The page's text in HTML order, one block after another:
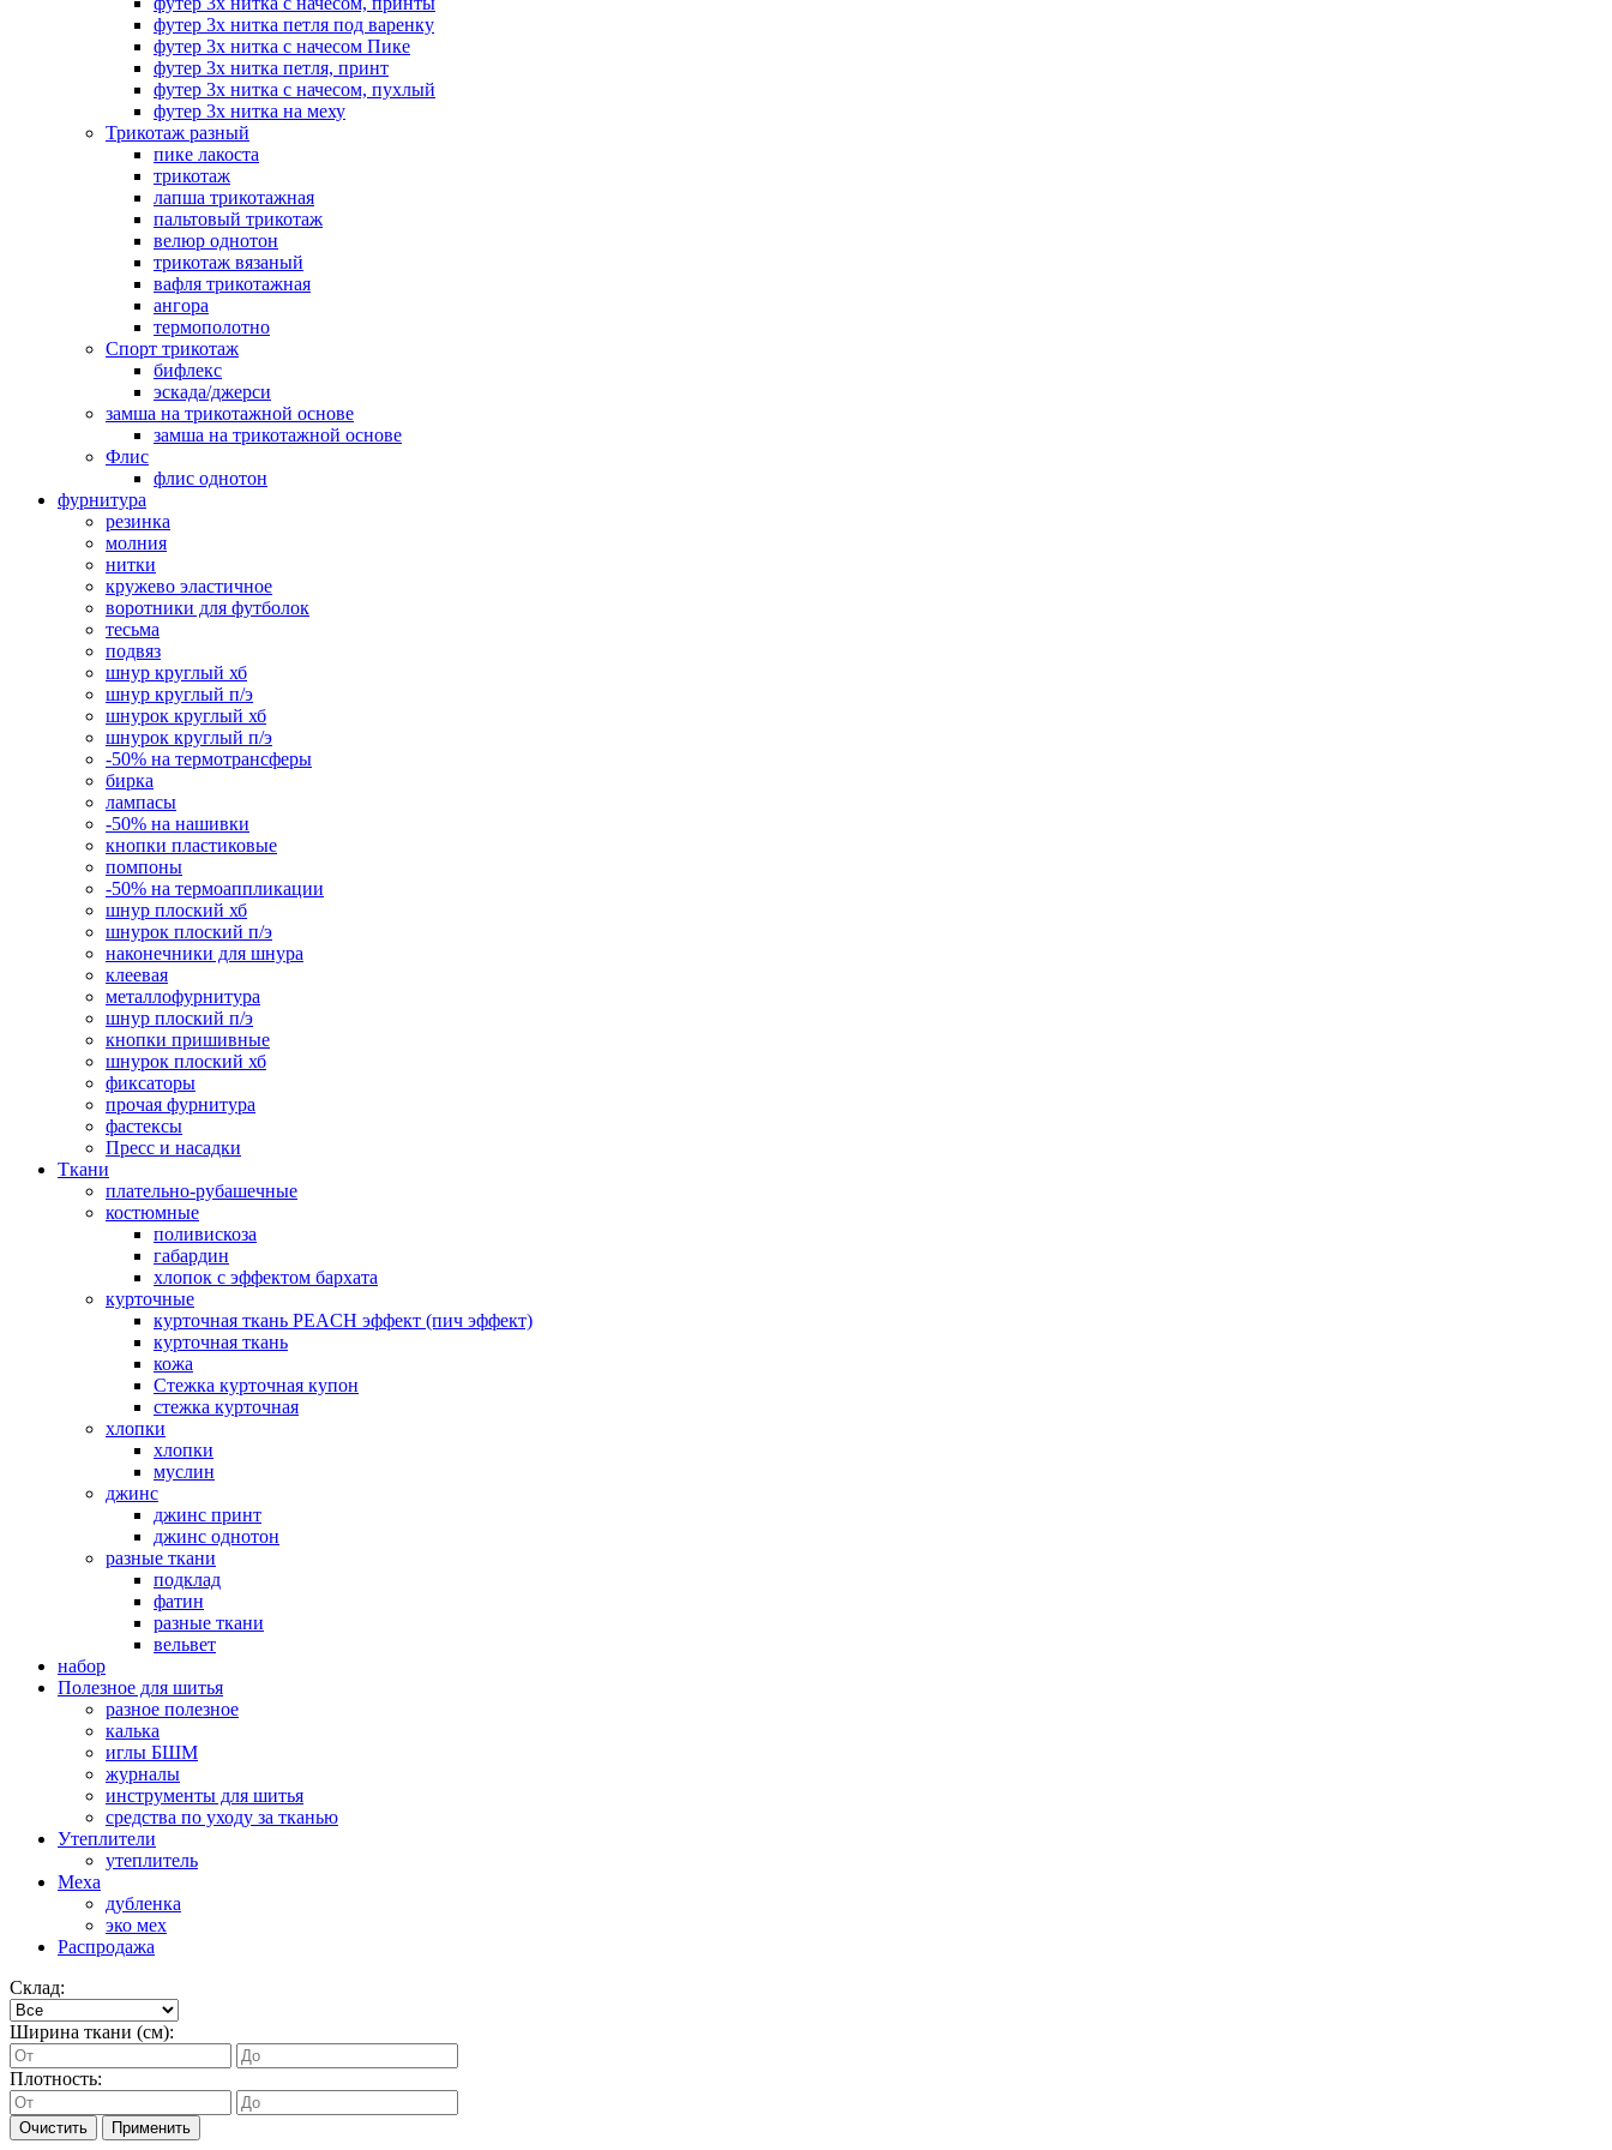
футер 3х нитка петля под варенку
футер 3х нитка с начесом Пике
футер 3х нитка петля, принт
футер 3х нитка с начесом, пухлый
футер 3х нитка на меху
Трикотаж разный
пике лакоста
трикотаж
лапша трикотажная
пальтовый трикотаж
велюр однотон
трикотаж вязаный
вафля трикотажная
ангора
термополотно
Спорт трикотаж
бифлекс
эскада/джерси
замша на трикотажной основе
замша на трикотажной основе
Флис
флис однотон
фурнитура
резинка
молния
нитки
кружево эластичное
воротники для футболок
тесьма
подвяз
шнур круглый хб
шнур круглый п/э
шнурок круглый хб
шнурок круглый п/э
-50% на термотрансферы
бирка
лампасы
-50% на нашивки
кнопки пластиковые
помпоны
-50% на термоаппликации
шнур плоский хб
шнурок плоский п/э
наконечники для шнура
клеевая
металлофурнитура
шнур плоский п/э
кнопки пришивные
шнурок плоский хб
фиксаторы
прочая фурнитура
фастексы
Пресс и насадки
Ткани
плательно-рубашечные
костюмные
поливискоза
габардин
хлопок с эффектом бархата
курточные
курточная ткань PEACH эффект (пич эффект)
курточная ткань
кожа
Стежка курточная купон
стежка курточная
хлопки
хлопки
муслин
джинс
джинс принт
джинс однотон
разные ткани
подклад
фатин
разные ткани
вельвет
набор
Полезное для шитья
разное полезное
калька
иглы БШМ
журналы
инструменты для шитья
средства по уходу за тканью
Утеплители
утеплитель
Меха
дубленка
эко мех
Распродажа
Склад:
Ширина ткани (см):
Плотность:
Очистить Применить